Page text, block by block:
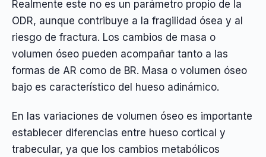
Realmente este no es un parámetro propio de la
ODR, aunque contribuye a la fragilidad ósea y al
riesgo de fractura. Los cambios de masa o
volumen óseo pueden acompañar tanto a las
formas de AR como de BR. Masa o volumen óseo
bajo es característico del hueso adinámico.
En las variaciones de volumen óseo es importante
establecer diferencias entre hueso cortical y
trabecular, ya que los cambios metabólicos